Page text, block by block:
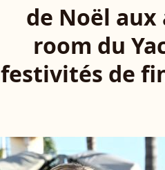
de Noël
room du
festivités de